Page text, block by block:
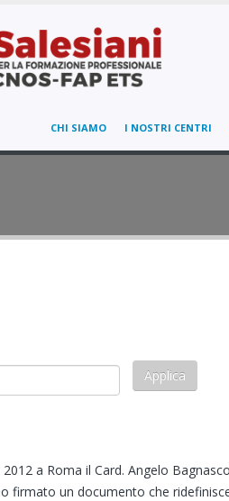
CHI SIAMO I NOSTRI CENTRI
a Roma il Card. Angelo
firmato un documento che